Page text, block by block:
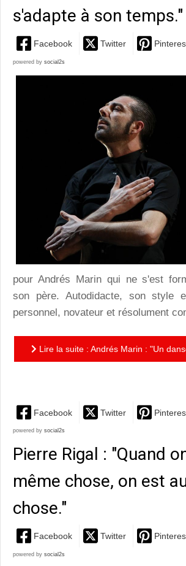
s'adapte à son temps."
Facebook Twitter
powered by social2s
pour Andrés Marin qui ne s'est
son père. Autodidacte, son style
personnel, novateur et résolument
Lire la suite : Andrés Marin : "Un
Facebook Twitter
powered by social2s
Pierre Rigal : "Quand
même chose, on est
chose."
Facebook Twitter
powered by social2s